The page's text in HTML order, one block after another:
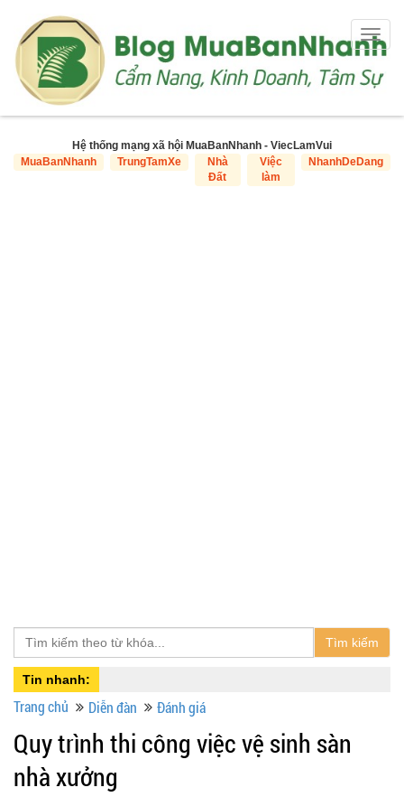
Hệ thống mạng xã hội MuaBanNhanh - ViecLamVui
MuaBanNhanh
TrungTamXe
Nhà
Đất
Việc
làm
NhanhDeDang
Tìm kiếm
Tin nhanh:
Trang chủ Diễn đàn Đánh giá
Quy trình thi công việc vệ sinh sàn
nhà xưởng